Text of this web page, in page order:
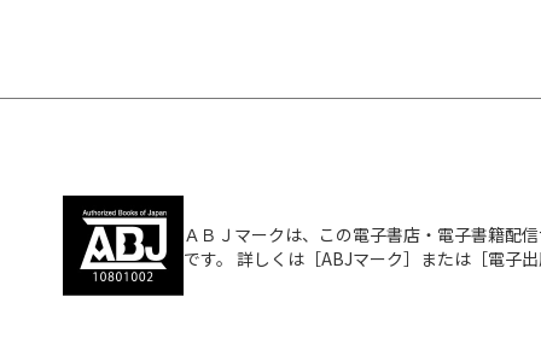
ＡＢＪマークは、この電子書店・電子書籍配
です。 詳しくは［ABJマーク］または［電子